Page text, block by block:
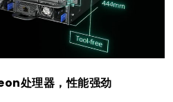
处理器，性能强劲